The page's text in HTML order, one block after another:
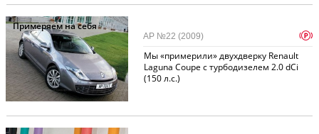
Примеряем на себя
Мы «примерили» двухдверку Renault
Laguna Coupe с турбодизелем 2.0 dCi
(150 л.с.)
АР №22 (2009) p